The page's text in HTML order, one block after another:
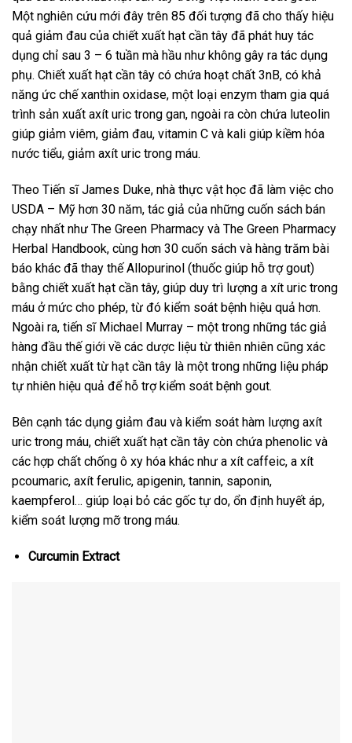
Một nghiên cứu mới đây trên 85 đối tượng đã cho thấy hiệu
quả giảm đau của chiết xuất hạt cần tây đã phát huy tác
dụng chỉ sau 3 – 6 tuần mà hầu như không gây ra tác dụng
phụ. Chiết xuất hạt cần tây có chứa hoạt chất 3nB, có khả
năng ức chế xanthin oxidase, một loại enzym tham gia quá
trình sản xuất axít uric trong gan, ngoài ra còn chứa luteolin
giúp giảm viêm, giảm đau, vitamin C và kali giúp kiềm hóa
nước tiểu, giảm axít uric trong máu.
Theo Tiến sĩ James Duke, nhà thực vật học đã làm việc cho
USDA – Mỹ hơn 30 năm, tác giả của những cuốn sách bán
chạy nhất như The Green Pharmacy và The Green Pharmacy
Herbal Handbook, cùng hơn 30 cuốn sách và hàng trăm bài
báo khác đã thay thế Allopurinol (thuốc giúp hỗ trợ gout)
bằng chiết xuất hạt cần tây, giúp duy trì lượng a xít uric trong
máu ở mức cho phép, từ đó kiểm soát bệnh hiệu quả hơn.
Ngoài ra, tiến sĩ Michael Murray – một trong những tác giả
hàng đầu thế giới về các dược liệu từ thiên nhiên cũng xác
nhận chiết xuất từ hạt cần tây là một trong những liệu pháp
tự nhiên hiệu quả để hỗ trợ kiểm soát bệnh gout.
Bên cạnh tác dụng giảm đau và kiểm soát hàm lượng axít
uric trong máu, chiết xuất hạt cần tây còn chứa phenolic và
các hợp chất chống ô xy hóa khác như a xít caffeic, a xít
pcoumaric, axít ferulic, apigenin, tannin, saponin,
kaempferol… giúp loại bỏ các gốc tự do, ổn định huyết áp,
kiểm soát lượng mỡ trong máu.
Curcumin Extract